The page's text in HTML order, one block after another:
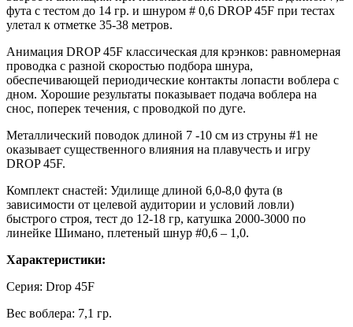
фута с тестом до 14 гр. и шнуром # 0,6 DROP 45F при тестах
улетал к отметке 35-38 метров.
Анимация DROP 45F классическая для крэнков: равномерная
проводка с разной скоростью подбора шнура,
обеспечивающей периодические контакты лопасти воблера с
дном. Хорошие результаты показывает подача воблера на
снос, поперек течения, с проводкой по дуге.
Металлический поводок длиной 7 -10 см из струны #1 не
оказывает существенного влияния на плавучесть и игру
DROP 45F.
Комплект снастей: Удилище длиной 6,0-8,0 фута (в
зависимости от целевой аудитории и условий ловли)
быстрого строя, тест до 12-18 гр, катушка 2000-3000 по
линейке Шимано, плетеный шнур #0,6 – 1,0.
Характеристики:
Серия: Drop 45F
Вес воблера: 7,1 гр.